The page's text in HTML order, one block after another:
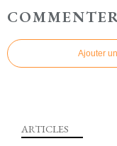
Ajouter
ARTICLES